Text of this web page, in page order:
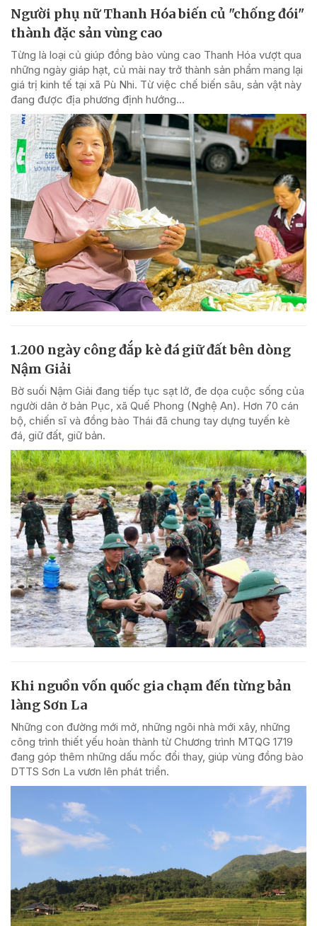
Người phụ nữ Thanh Hóa biến củ "chống đói"
thành đặc sản vùng cao
Từng là loại củ giúp đồng bào vùng cao Thanh Hóa vượt qua
những ngày giáp hạt, củ mài nay trở thành sản phẩm mang lại
giá trị kinh tế tại xã Pù Nhi. Từ việc chế biến sâu, sản vật này
đang được địa phương định hướng...
1.200 ngày công đắp kè đá giữ đất bên dòng
Nậm Giải
Bờ suối Nậm Giải đang tiếp tục sạt lở, đe dọa cuộc sống của
người dân ở bản Pục, xã Quế Phong (Nghệ An). Hơn 70 cán
bộ, chiến sĩ và đồng bào Thái đã chung tay dựng tuyến kè
đá, giữ đất, giữ bản.
Khi nguồn vốn quốc gia chạm đến từng bản
làng Sơn La
Những con đường mới mở, những ngôi nhà mới xây, những
công trình thiết yếu hoàn thành từ Chương trình MTQG 1719
đang góp thêm những dấu mốc đổi thay, giúp vùng đồng bào
DTTS Sơn La vươn lên phát triển.